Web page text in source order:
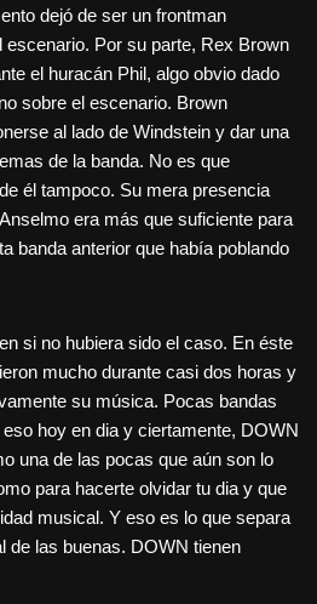
dejó de ser un frontman
Por su parte, Rex Brown
el huracán Phil, algo obvio dado
sobre el escenario. Brown
al lado de Windstein y dar una
de la banda. No es que
él tampoco. Su mera presencia
era más que suficiente para
banda anterior que había poblando
si no hubiera sido el caso. En éste
mucho durante casi dos horas y
su música. Pocas bandas
hoy en dia y ciertamente, DOWN
una de las pocas que aún son lo
para hacerte olvidar tu dia y que
musical. Y eso es lo que separa
de las buenas. DOWN tienen